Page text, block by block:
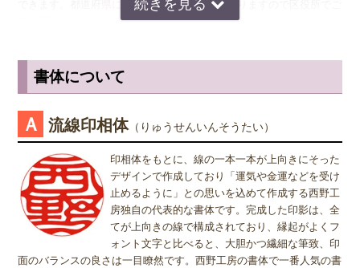
小さ目の10.5ミリが無難かもしれません。女性用は、10.5ミリがおす
すめです。
※実印・銀行印・認印の表記は、当店で分類上分けさせて頂いており
ますが、銀行印をご注文された場合でも、実印や認印として、また
も問題ありません。ご使用用途は、お客様のご判断でご使用頂けま
す。
できます。都道府県により登録できない所もありますので区役所でご
が書いてあるのか読めるほうがいいかと思いますので当店では風格を
出すならテンショ体、味わい深いものなら読みやすい印相体をオスス
姓または名で、漢字1文字のお客様
『書体』をお選び頂く際、漢字一文字のお客様の場合は "たて" "ヨ
コ" どちらを選択すればよいのかお問い合わせを頂きます。 "たて"
"ヨコ" どちらを選んで頂いても、選択によりデザインが変わること
はございませんので "たて" "ヨコ" どちらかをご選択願います。
書体について
Ａ 流線印相体（りゅうせんいんそうたい）
印相体をもとに、線の一本一本が上向きにそった
デザインで作成しており「運気や金運などを受け
止めるように」との思いを込めて作成する西野工
房独自の代表的な書体です。完成した印影は、全
てが上向きの線で構成されており、縁起がよくフ
ォント文字と比べると、大胆かつ繊細な筆致、印
面のバランスの良さは一目瞭然です。西野工房の書体で一番人気の書